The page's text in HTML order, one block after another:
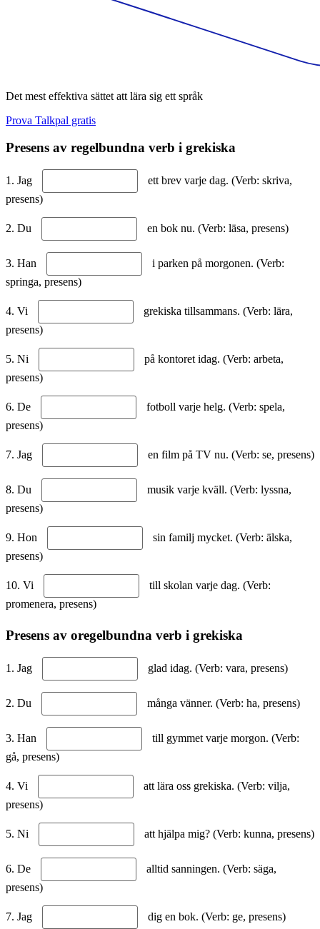
Det mest effektiva sättet att lära sig ett språk
Prova Talkpal gratis
Presens av regelbundna verb i grekiska
1. Jag
ett brev varje dag. (Verb: skriva,
presens)
2. Du en bok nu. (Verb: läsa, presens)
3. Han
i parken på morgonen. (Verb:
springa, presens)
4. Vi
grekiska tillsammans. (Verb: lära,
presens)
5. Ni
på kontoret idag. (Verb: arbeta,
presens)
6. De
fotboll varje helg. (Verb: spela,
presens)
7. Jag en film på TV nu. (Verb: se, presens)
8. Du
musik varje kväll. (Verb: lyssna,
presens)
9. Hon
sin familj mycket. (Verb: älska,
presens)
10. Vi
till skolan varje dag. (Verb:
promenera, presens)
Presens av oregelbundna verb i grekiska
1. Jag glad idag. (Verb: vara, presens)
2. Du många vänner. (Verb: ha, presens)
3. Han
till gymmet varje morgon. (Verb:
gå, presens)
4. Vi
att lära oss grekiska. (Verb: vilja,
presens)
5. Ni att hjälpa mig? (Verb: kunna, presens)
6. De
alltid sanningen. (Verb: säga,
presens)
7. Jag dig en bok. (Verb: ge, presens)